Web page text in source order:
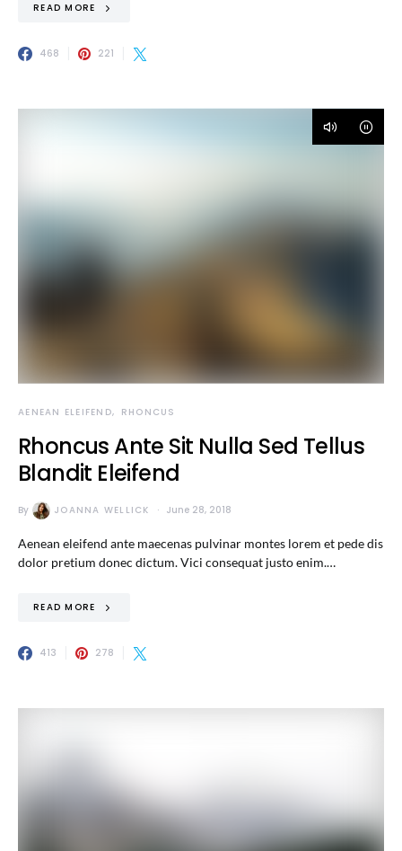
READ MORE
468 221
AENEAN ELEIFEND RHONCUS
Rhoncus Ante Sit Nulla Sed Tellus
Blandit Eleifend
By JOANNA WELLICK June 28, 2018
Aenean eleifend ante maecenas pulvinar montes lorem et pede dis
dolor pretium donec dictum. Vici consequat justo enim.…
READ MORE
413 278